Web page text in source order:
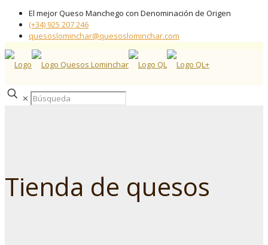
El mejor Queso Manchego con Denominación de Origen
(+34) 925 207 246
quesoslominchar@quesoslominchar.com
✕
Tienda de quesos